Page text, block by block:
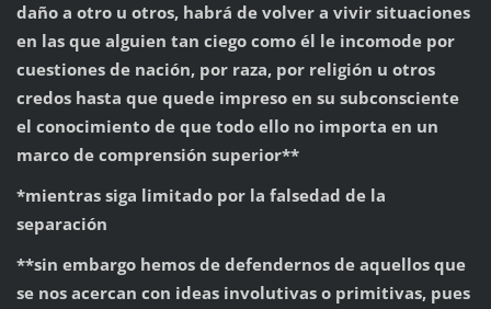
daño a otro u otros, habrá de volver a vivir situaciones
en las que alguien tan ciego como él le incomode por
cuestiones de nación, por raza, por religión u otros
credos hasta que quede impreso en su subconsciente
el conocimiento de que todo ello no importa en un
marco de comprensión superior**
*mientras siga limitado por la falsedad de la
separación
**sin embargo hemos de defendernos de aquellos que
se nos acercan con ideas involutivas o primitivas, pues